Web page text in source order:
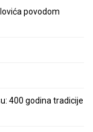
povodom
400 godina tradicije